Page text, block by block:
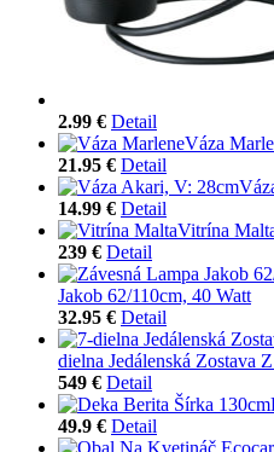
2.99 € Detail
Váza
21.95 € Detail
14.99 € Detail
Vitrína
239 € Detail
Jakob 62/110cm, 40 Watt
32.95 € Detail
dielna Jedálenská Zostava
549 € Detail
49.9 € Detail